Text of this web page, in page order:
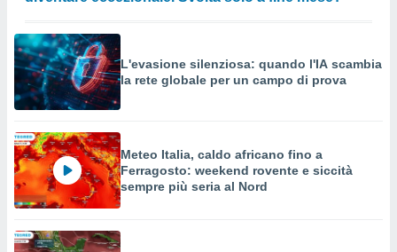
L'evasione silenziosa: quando l'IA scambia
la rete globale per un campo di prova
Meteo Italia, caldo africano fino a
Ferragosto: weekend rovente e siccità
sempre più seria al Nord